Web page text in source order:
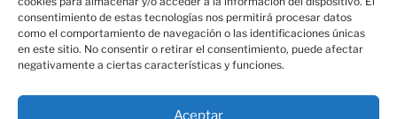
consentimiento de estas tecnologías nos permitirá procesar datos
como el comportamiento de navegación o las identificaciones únicas
en este sitio. No consentir o retirar el consentimiento, puede afectar
negativamente a ciertas características y funciones.
Aceptar